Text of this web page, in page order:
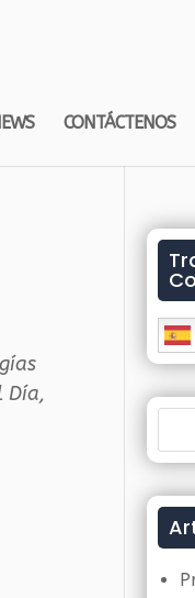
CONTÁCTENOS
Día,